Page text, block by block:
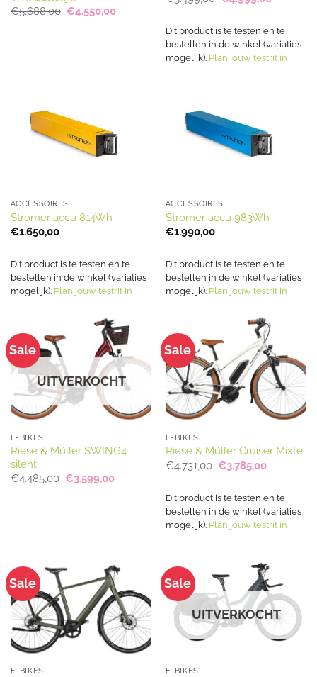
€5.688,00 Oorspronkelijke
prijs
€4.550,00Huidige
€4.550,00.
prijs
€5.499,00.
Dit product is te testen en te
bestellen in de winkel (variaties
mogelijk). Plan jouw testrit in
ACCESSOIRES
Stromer accu 814Wh
€1.650,00
Dit product is te testen en te
bestellen in de winkel (variaties
mogelijk). Plan jouw testrit in
ACCESSOIRES
Stromer accu 983Wh
€1.990,00
Dit product is te testen en te
bestellen in de winkel (variaties
mogelijk). Plan jouw testrit in
Sale
UITVERKOCHT
E-BIKES
Riese & Müller SWING4
silent
€4.485,00 Oorspronkelijke
prijs
€3.599,00Huidige
Sale
E-BIKES
Riese & Müller Cruiser Mixte
€4.731,00 Oorspronkelijke
prijs
€4.731,00.
€3.785,00Huidige
€3.785,00.
Dit product is te testen en te
bestellen in de winkel (variaties
mogelijk). Plan jouw testrit in
Sale
E-BIKES
Sale
UITVERKOCHT
E-BIKES